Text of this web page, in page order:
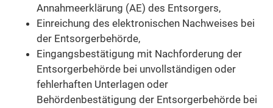
Annahmeerklärung (AE) des Entsorgers,
Einreichung des elektronischen Nachweises bei
der Entsorgerbehörde,
Eingangsbestätigung mit Nachforderung der
Entsorgerbehörde bei unvollständigen oder
fehlerhaften Unterlagen oder
Behördenbestätigung der Entsorgerbehörde bei